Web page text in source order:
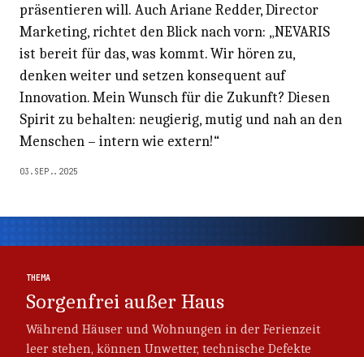
präsentieren will. Auch Ariane Redder, Director
Marketing, richtet den Blick nach vorn: „NEVARIS
ist bereit für das, was kommt. Wir hören zu,
denken weiter und setzen konsequent auf
Innovation. Mein Wunsch für die Zukunft? Diesen
Spirit zu behalten: neugierig, mutig und nah an den
Menschen – intern wie extern!“
03.SEP..2025
THEMA
Sorgenfrei außer Haus
Während Häuser und Wohnungen in der Ferienzeit
leer stehen, können Unwetter, technische Defekte